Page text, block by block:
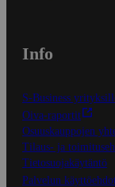
Info
S-Business
Oiva-raportit
Osuuskauppojen
Tilaus- ja
Tietosuojakäytäntö
Palvelun